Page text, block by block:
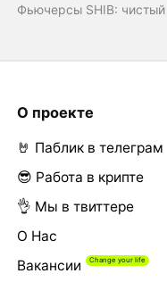
Фьючерсы SHIB: чистый
О проекте
🤘 Паблик в телеграм
😎 Работа в крипте
👌 Мы в твиттере
О Нас
Вакансии